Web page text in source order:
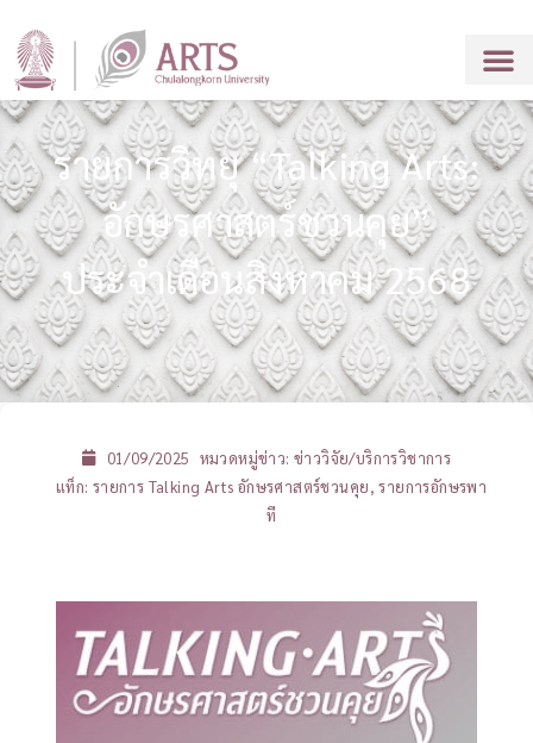
รายการวิทยุ “Talking Arts:
อักษรศาสตร์ชวนคุย”
ประจำเดือนสิงหาคม 2568
01/09/2025 หมวดหมู่ข่าว:ข่าววิจัย/บริการวิชาการ
แท็ก: รายการ Talking Arts อักษรศาสตร์ชวนคุย,รายการอักษรพา
ที